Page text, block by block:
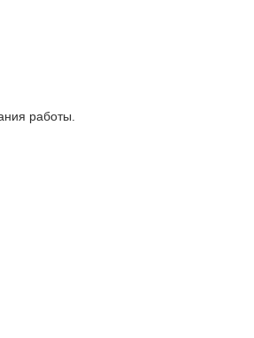
работы.